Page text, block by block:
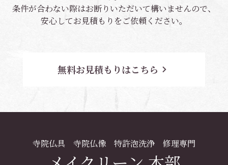
条件が合わない際はお断りいただいて構いませんので、
安心してお見積もりをご依頼ください。
無料お見積もりはこちら navigate_next
寺院仏具 寺院仏像 特許泡洗浄 修理専門